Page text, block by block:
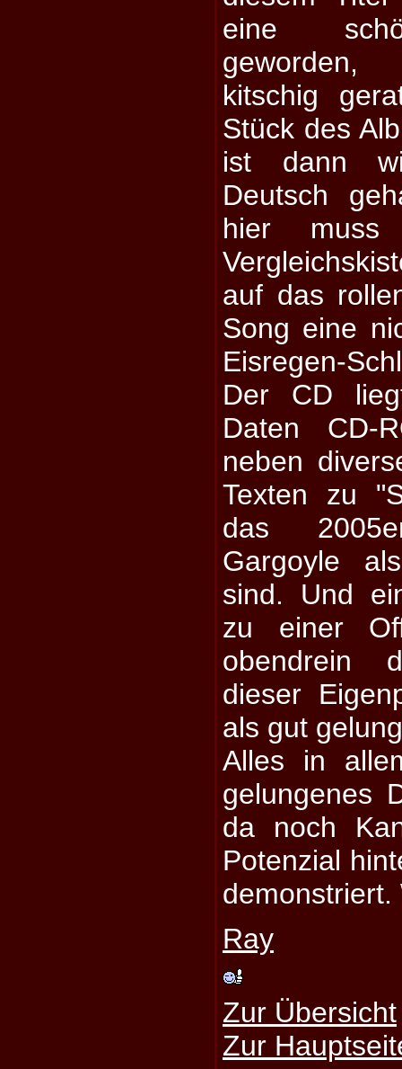
eine
kitschig
Stück des
ist dann
Deutsch
hier
auf das
Song eine
Eisregen-
Der CD
Daten CD-
neben
Texten zu
das
Gargoyle
sind. Und
zu einer
obendrein
dieser
als gut
Alles in
gelungenes
da noch
Potenzial
demonstriert.
Ray
Zur Übersicht
Zur